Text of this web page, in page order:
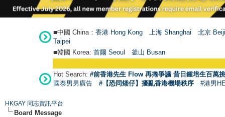
■中國 China： 香港 Hong Kong 上海 Shanghai
北京
Taipei
■韓國 Korea: 首爾 Seoul 釜山 Busan
Hot Search: #前香港先生 Flow 再捲爭議 昔日鍾培生百萬
國泰男男廣告
#【恐同矮仔】擾亂香港機場秩序 #港男
HKGAY 同志資訊平台
Board Message